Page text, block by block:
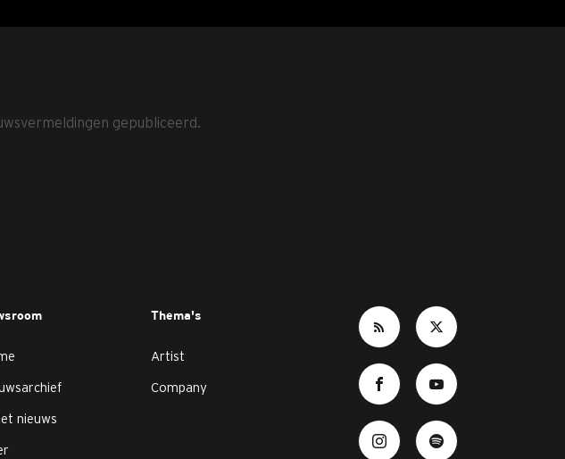
gepubliceerd.
nieuws
Thema's
Artist
Company